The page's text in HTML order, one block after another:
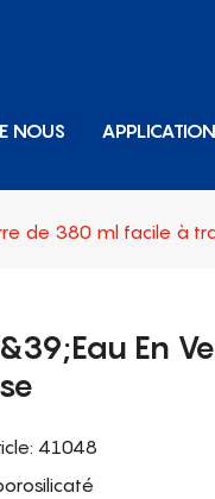
NOUS
de 380 ml facile à
En
41048